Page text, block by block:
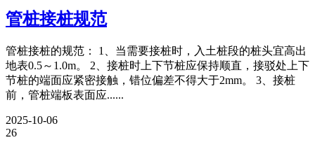
管桩接桩规范
管桩接桩的规范： 1、当需要接桩时，入土桩段的桩头宜高出
地表0.5～1.0m。 2、接桩时上下节桩应保持顺直，接驳处上下
节桩的端面应紧密接触，错位偏差不得大于2mm。 3、接桩
前，管桩端板表面应......
2025-10-06
26